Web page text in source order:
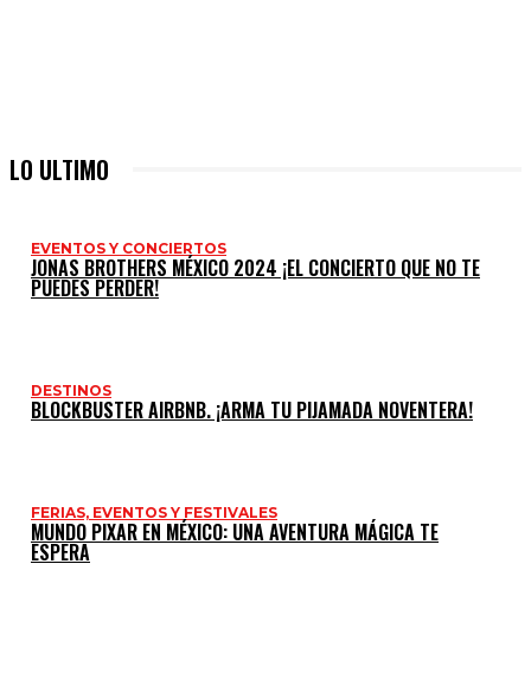
LO ULTIMO
EVENTOS Y CONCIERTOS
JONAS BROTHERS MÉXICO 2024 ¡EL CONCIERTO QUE NO TE
PUEDES PERDER!
DESTINOS
BLOCKBUSTER AIRBNB. ¡ARMA TU PIJAMADA NOVENTERA!
FERIAS, EVENTOS Y FESTIVALES
MUNDO PIXAR EN MÉXICO: UNA AVENTURA MÁGICA TE
ESPERA